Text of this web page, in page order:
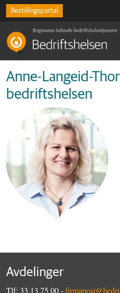
Bestillingsportal
Anne-Langeid-
bedriftshelsen
Avdelinger
Tlf: 33 13 75 00 -